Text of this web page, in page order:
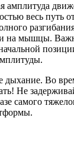
амплитуда
весь путь
на мышцы.
дыхание. Во
Не
самого